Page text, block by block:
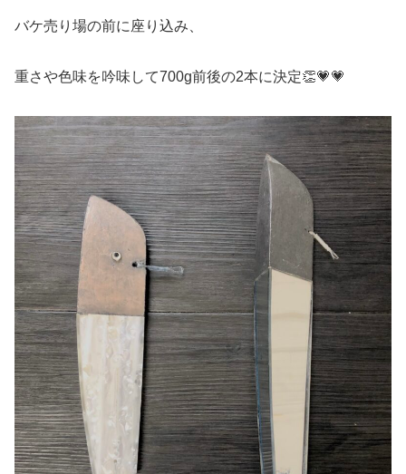
バケ売り場の前に座り込み、
重さや色味を吟味して700g前後の2本に決定👏💗💗